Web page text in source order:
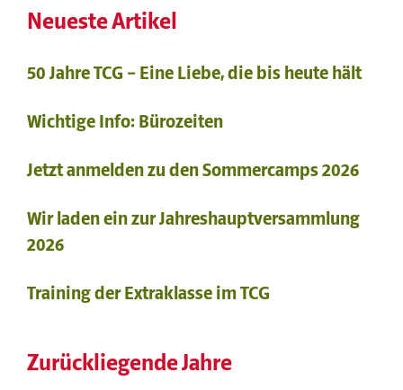
Neueste Artikel
50 Jahre TCG – Eine Liebe, die bis heute hält
Wichtige Info: Bürozeiten
Jetzt anmelden zu den Sommercamps 2026
Wir laden ein zur Jahreshauptversammlung
2026
Training der Extraklasse im TCG
Zurückliegende Jahre